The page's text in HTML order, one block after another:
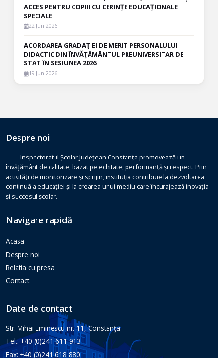
ACCES PENTRU COPIII CU CERINȚE EDUCAȚIONALE
SPECIALE
22 Jun 2026
ACORDAREA GRADAŢIEI DE MERIT PERSONALULUI
DIDACTIC DIN ÎNVĂŢĂMÂNTUL PREUNIVERSITAR DE
STAT ÎN SESIUNEA 2026
19 Jun 2026
Despre noi
Inspectoratul Școlar Județean Constanța promovează un
învățământ de calitate, bazat pe echitate, performanță și respect. Prin
activități de monitorizare și sprijin, instituția contribuie la dezvoltarea
continuă a educației și la crearea unui mediu care încurajează inovația
și succesul școlar.
Navigare rapidă
Acasa
Despre noi
Relatia cu presa
Contact
Date de contact
Str. Mihai Eminescu nr. 11, Constanţa
Tel.: +40 (0)241 611 913
Fax: +40 (0)241 618 880